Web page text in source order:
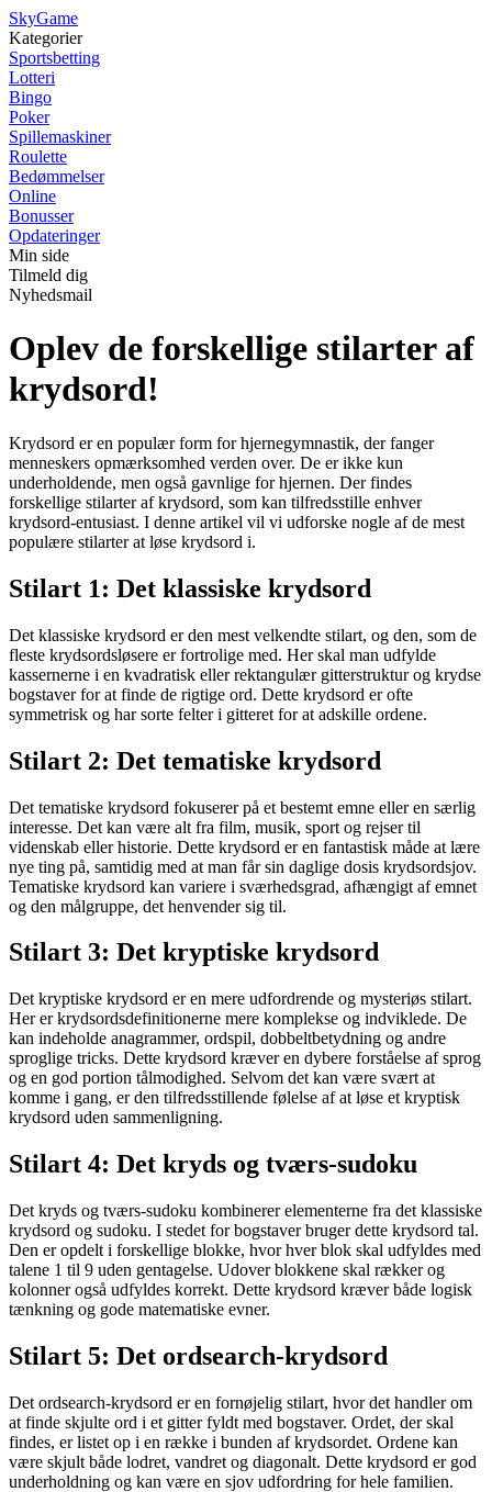
SkyGame
Kategorier
Sportsbetting
Lotteri
Bingo
Poker
Spillemaskiner
Roulette
Bedømmelser
Online
Bonusser
Opdateringer
Min side
Tilmeld dig
Nyhedsmail
Oplev de forskellige stilarter af
krydsord!
Krydsord er en populær form for hjernegymnastik, der fanger
menneskers opmærksomhed verden over. De er ikke kun
underholdende, men også gavnlige for hjernen. Der findes
forskellige stilarter af krydsord, som kan tilfredsstille enhver
krydsord-entusiast. I denne artikel vil vi udforske nogle af de mest
populære stilarter at løse krydsord i.
Stilart 1: Det klassiske krydsord
Det klassiske krydsord er den mest velkendte stilart, og den, som de
fleste krydsordsløsere er fortrolige med. Her skal man udfylde
kassernerne i en kvadratisk eller rektangulær gitterstruktur og krydse
bogstaver for at finde de rigtige ord. Dette krydsord er ofte
symmetrisk og har sorte felter i gitteret for at adskille ordene.
Stilart 2: Det tematiske krydsord
Det tematiske krydsord fokuserer på et bestemt emne eller en særlig
interesse. Det kan være alt fra film, musik, sport og rejser til
videnskab eller historie. Dette krydsord er en fantastisk måde at lære
nye ting på, samtidig med at man får sin daglige dosis krydsordsjov.
Tematiske krydsord kan variere i sværhedsgrad, afhængigt af emnet
og den målgruppe, det henvender sig til.
Stilart 3: Det kryptiske krydsord
Det kryptiske krydsord er en mere udfordrende og mysteriøs stilart.
Her er krydsordsdefinitionerne mere komplekse og indviklede. De
kan indeholde anagrammer, ordspil, dobbeltbetydning og andre
sproglige tricks. Dette krydsord kræver en dybere forståelse af sprog
og en god portion tålmodighed. Selvom det kan være svært at
komme i gang, er den tilfredsstillende følelse af at løse et kryptisk
krydsord uden sammenligning.
Stilart 4: Det kryds og tværs-sudoku
Det kryds og tværs-sudoku kombinerer elementerne fra det klassiske
krydsord og sudoku. I stedet for bogstaver bruger dette krydsord tal.
Den er opdelt i forskellige blokke, hvor hver blok skal udfyldes med
talene 1 til 9 uden gentagelse. Udover blokkene skal rækker og
kolonner også udfyldes korrekt. Dette krydsord kræver både logisk
tænkning og gode matematiske evner.
Stilart 5: Det ordsearch-krydsord
Det ordsearch-krydsord er en fornøjelig stilart, hvor det handler om
at finde skjulte ord i et gitter fyldt med bogstaver. Ordet, der skal
findes, er listet op i en række i bunden af krydsordet. Ordene kan
være skjult både lodret, vandret og diagonalt. Dette krydsord er god
underholdning og kan være en sjov udfordring for hele familien.